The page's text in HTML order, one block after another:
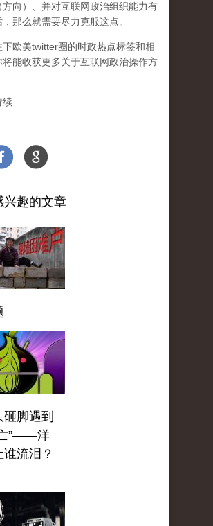
方向）、并对互联网政治组织能力有
那么就需要尽力克服这点。
欧美twitter圈的时政热点标签和相
将能收获更多关于互联网政治操作方
续——
兴趣的文章
脚遇到
”——洋
流泪？